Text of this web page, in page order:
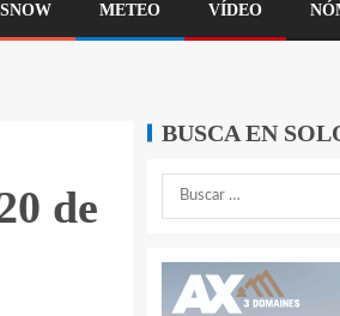
SNOW METEO VÍDEO
de
BUSCA EN